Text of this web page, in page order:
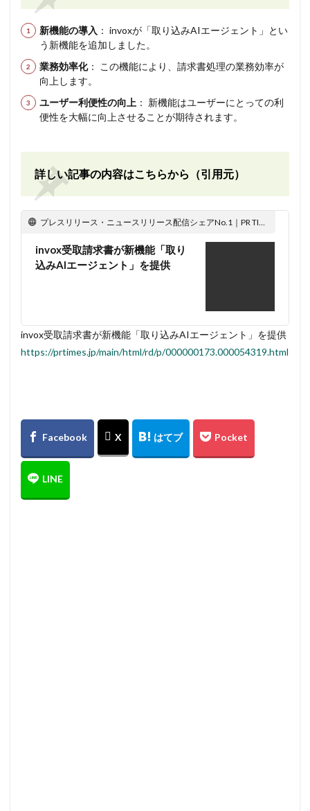
新機能の導入 ： invoxが「取り込みAIエージェント」とい
う新機能を追加しました。
業務効率化： この機能により、請求書処理の業務効率が
向上します。
ユーザー利便性の向上 ： 新機能はユーザーにとっての利
便性を大幅に向上させることが期待されます。
詳しい記事の内容はこちらから（引用元）
プレスリリース・ニュースリリース配信シェアNo.1｜PR TIMES
invox受取請求書が新機能「取り
込みAIエージェント」を提供
invox受取請求書が新機能「取り込みAIエージェント」を提供
https://prtimes.jp/main/html/rd/p/000000173.000054319.html